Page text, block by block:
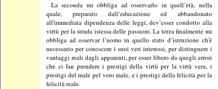
La seconda mi obbliga ad osservarlo in quell’età, nella
quale, preparato dall’educazione ed abbandonato
all'immediata dipendenza delle leggi, dev’esser condotto alla
virtù per la strada istessa delle passioni. La terza finalmente mi
obbliga ad osservar l’uomo in quello stato d’istruzione ch'è
necessario per conoscere i suoi veri interessi, per distinguere i
vantaggi reali dagli apparenti, per esser libero da quegli errori
che ci fan prendere i prestigi della virtù per la virtù vera, i
prestigi del male pel vero male, e i prestigi della felicità per la
felicità reale.